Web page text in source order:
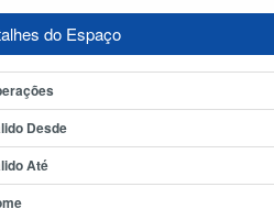
do Espaço
Desde
Até